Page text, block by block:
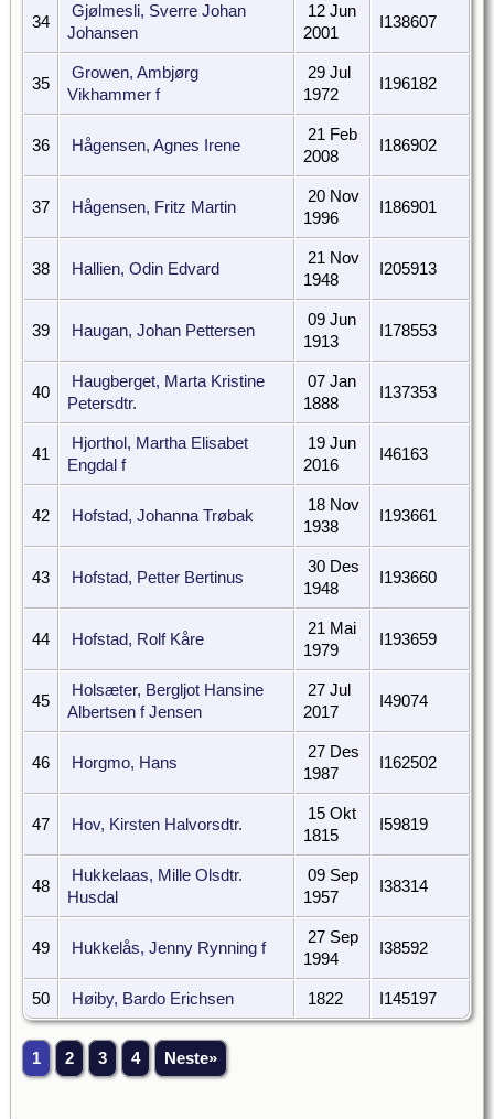
34
Gjølmesli, Sverre Johan
Johansen
12 Jun
2001
I138607
35
Growen, Ambjørg
Vikhammer f
29 Jul
1972
I196182
36 Hågensen, Agnes Irene
21 Feb
2008
I186902
37 Hågensen, Fritz Martin
20 Nov
1996
I186901
38 Hallien, Odin Edvard
21 Nov
1948
I205913
39 Haugan, Johan Pettersen
09 Jun
1913
I178553
40
Haugberget, Marta Kristine
Petersdtr.
07 Jan
1888
I137353
41
Hjorthol, Martha Elisabet
Engdal f
19 Jun
2016
I46163
42 Hofstad, Johanna Trøbak
18 Nov
1938
I193661
43 Hofstad, Petter Bertinus
30 Des
1948
I193660
44 Hofstad, Rolf Kåre
21 Mai
1979
I193659
45
Holsæter, Bergljot Hansine
Albertsen f Jensen
27 Jul
2017
I49074
46 Horgmo, Hans
27 Des
1987
I162502
47 Hov, Kirsten Halvorsdtr.
15 Okt
1815
I59819
48
Hukkelaas, Mille Olsdtr.
Husdal
09 Sep
1957
I38314
49 Hukkelås, Jenny Rynning f
27 Sep
1994
I38592
50 Høiby, Bardo Erichsen 1822 I145197
1 2 3 4 Neste»